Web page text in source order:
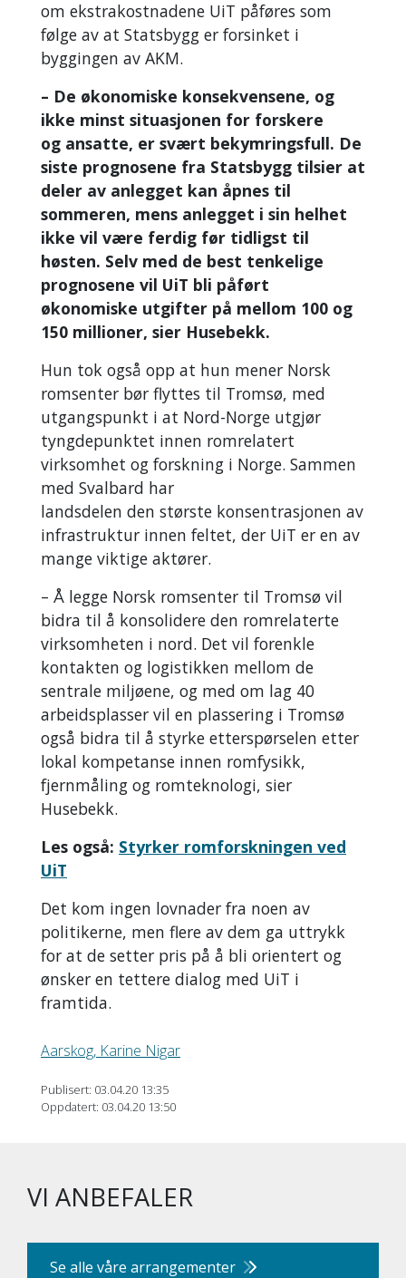
om ekstrakostnadene UiT påføres som
følge av at Statsbygg er forsinket i
byggingen av AKM.
– De økonomiske konsekvensene, og
ikke minst situasjonen for forskere
og ansatte, er svært bekymringsfull. De
siste prognosene fra Statsbygg tilsier at
deler av anlegget kan åpnes til
sommeren, mens anlegget i sin helhet
ikke vil være ferdig før tidligst til
høsten. Selv med de best tenkelige
prognosene vil UiT bli påført
økonomiske utgifter på mellom 100 og
150 millioner, sier Husebekk.
Hun tok også opp at hun mener Norsk
romsenter bør flyttes til Tromsø, med
utgangspunkt i at Nord-Norge utgjør
tyngdepunktet innen romrelatert
virksomhet og forskning i Norge. Sammen
med Svalbard har
landsdelen den største konsentrasjonen av
infrastruktur innen feltet, der UiT er en av
mange viktige aktører.
– Å legge Norsk romsenter til Tromsø vil
bidra til å konsolidere den romrelaterte
virksomheten i nord. Det vil forenkle
kontakten og logistikken mellom de
sentrale miljøene, og med om lag 40
arbeidsplasser vil en plassering i Tromsø
også bidra til å styrke etterspørselen etter
lokal kompetanse innen romfysikk,
fjernmåling og romteknologi, sier
Husebekk.
Les også: Styrker romforskningen ved
UiT
Det kom ingen lovnader fra noen av
politikerne, men flere av dem ga uttrykk
for at de setter pris på å bli orientert og
ønsker en tettere dialog med UiT i
framtida.
Aarskog, Karine Nigar
Publisert: 03.04.20 13:35
Oppdatert: 03.04.20 13:50
VI ANBEFALER
Se alle våre arrangementer